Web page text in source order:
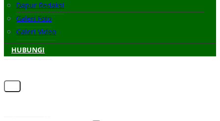
Dapur Redaksi
Galeri Foto
Galeri Video
HUBUNGI